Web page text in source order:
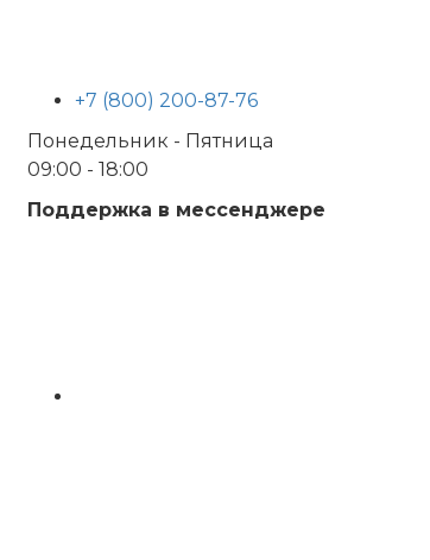
+7 (800) 200-87-76
Понедельник - Пятница
09:00 - 18:00
Поддержка в мессенджере